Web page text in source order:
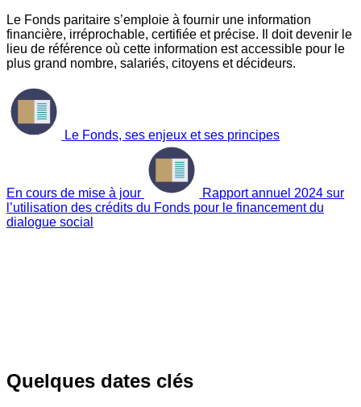
Le Fonds paritaire s’emploie à fournir une information
financière, irréprochable, certifiée et précise. Il doit devenir le
lieu de référence où cette information est accessible pour le
plus grand nombre, salariés, citoyens et décideurs.
Le Fonds, ses enjeux et ses principes
En cours de mise à jour
Rapport annuel 2024 sur
l’utilisation des crédits du Fonds pour le financement du
dialogue social
Quelques dates clés